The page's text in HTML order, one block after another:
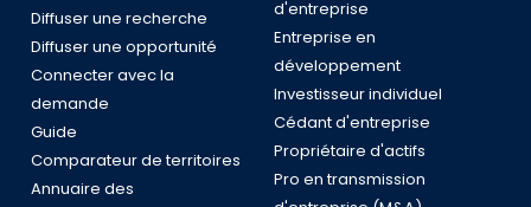
Diffuser une recherche
Diffuser une opportunité
Connecter avec la
demande
Guide
Comparateur de territoires
Annuaire des
d'entreprise
Entreprise en
développement
Investisseur individuel
Cédant d'entreprise
Propriétaire d'actifs
Pro en transmission